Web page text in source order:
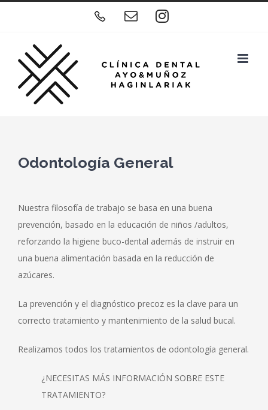
TeléfonoCorreoInstagram
Odontología General
Nuestra filosofía de trabajo se basa en una buena
prevención, basado en la educación de niños /adultos,
reforzando la higiene buco-dental además de instruir en
una buena alimentación basada en la reducción de
azúcares.
La prevención y el diagnóstico precoz es la clave para un
correcto tratamiento y mantenimiento de la salud bucal.
Realizamos todos los tratamientos de odontología general.
¿NECESITAS MÁS INFORMACIÓN SOBRE ESTE
TRATAMIENTO?